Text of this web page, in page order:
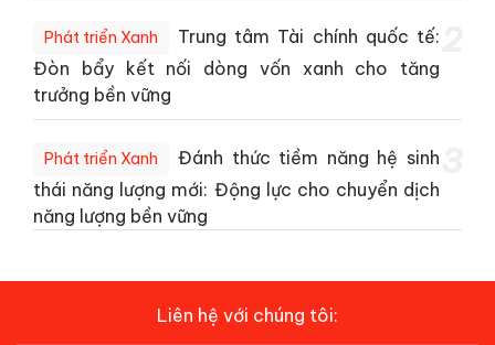
Phát triển Xanh
Trung tâm Tài chính quốc tế:
Đòn bẩy kết nối dòng vốn xanh cho tăng
trưởng bền vững
Phát triển Xanh
Đánh thức tiềm năng hệ sinh
thái năng lượng mới: Động lực cho chuyển dịch
năng lượng bền vững
Liên hệ với chúng tôi: